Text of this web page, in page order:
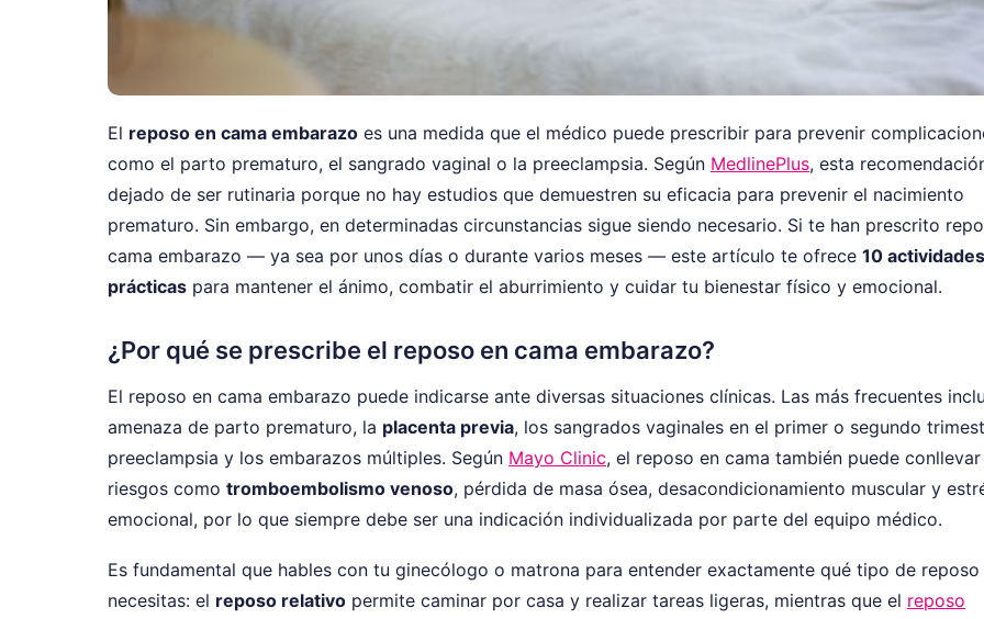
El reposo en cama embarazo es una medida que el médico puede prescribir para prevenir
como el parto prematuro, el sangrado vaginal o la preeclampsia. Según MedlinePlus, esta
dejado de ser rutinaria porque no hay estudios que demuestren su eficacia para prevenir el nacimiento
prematuro. Sin embargo, en determinadas circunstancias sigue siendo necesario. Si te han prescrito
cama embarazo — ya sea por unos días o durante varios meses — este artículo te ofrece 10 actividades
prácticas para mantener el ánimo, combatir el aburrimiento y cuidar tu bienestar físico y emocional.
¿Por qué se prescribe el reposo en cama embarazo?
El reposo en cama embarazo puede indicarse ante diversas situaciones clínicas. Las más frecuentes
amenaza de parto prematuro, la placenta previa, los sangrados vaginales en el primer o segundo
preeclampsia y los embarazos múltiples. Según Mayo Clinic, el reposo en cama también puede conllevar
riesgos como tromboembolismo venoso, pérdida de masa ósea, desacondicionamiento muscular y
emocional, por lo que siempre debe ser una indicación individualizada por parte del equipo médico.
Es fundamental que hables con tu ginecólogo o matrona para entender exactamente qué tipo de reposo
necesitas: el reposo relativo permite caminar por casa y realizar tareas ligeras, mientras que el reposo